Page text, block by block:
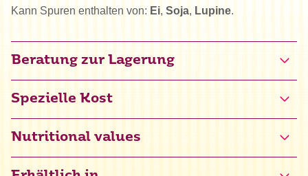
Kann Spuren enthalten von: Ei, Soja, Lupine.
Beratung zur Lagerung
Spezielle Kost
Halal
Nutritional values